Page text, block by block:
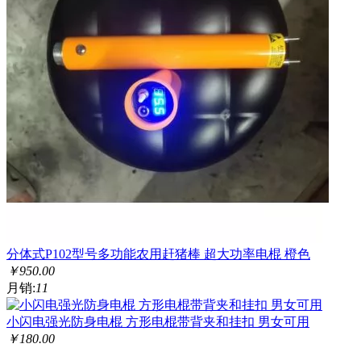
分体式P102型号多功能农用赶猪棒 超大功率电棍 橙色
￥950.00
月销:11
小闪电强光防身电棍 方形电棍带背夹和挂扣 男女可用
￥180.00